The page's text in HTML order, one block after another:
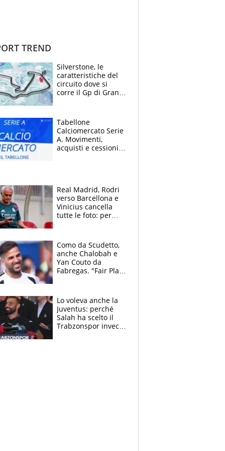
TREND
Silverstone, le
caratteristiche del
circuito dove si
corre il Gp di Gran
Tabellone
Calciomercato Serie
A. Movimenti,
acquisti e cessioni:
Real Madrid, Rodri
verso Barcellona e
Vinicius cancella
tutte le foto: per
Como da Scudetto,
anche Chalobah e
Yan Couto da
Fabregas. "Fair Play
multa"
Lo voleva anche la
Juventus: perché
Salah ha scelto il
Trabzonspor invece